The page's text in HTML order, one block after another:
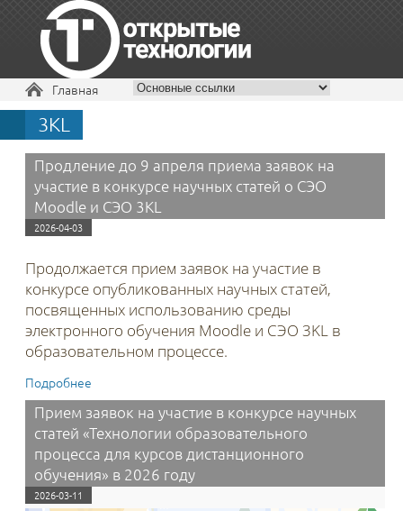
Вы здесь
Главная
3KL
Продление до 9 апреля приема заявок на
участие в конкурсе научных статей о СЭО
Moodle и СЭО 3KL
2026-04-03
Продолжается прием заявок на участие в
конкурсе опубликованных научных статей,
посвященных использованию среды
электронного обучения Moodle и СЭО 3KL в
образовательном процессе.
Подробнее
конкурсе научных статей о СЭО Moodle и СЭО 3KL
Прием заявок на участие в конкурсе научных
статей «Технологии образовательного
процесса для курсов дистанционного
обучения» в 2026 году
2026-03-11